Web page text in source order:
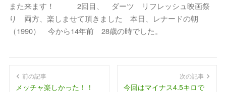
また来ます！ 2回目、 ダーツ リフレッシュ映画祭
り 両方、楽しませて頂きました 本日、レナードの朝
（1990） 今から14年前 28歳の時でした。
前の記事
メッチャ楽しかった！！
次の記事
今回はマイナス4.5キロで